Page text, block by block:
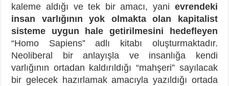
kaleme aldığı ve tek bir amacı, yani evrendeki
insan varlığının yok olmakta olan kapitalist
sisteme uygun hale getirilmesini hedefleyen
“Homo Sapiens” adlı kitabı oluşturmaktadır.
Neoliberal bir anlayışla ve insanlığa kendi
varlığının ortadan kaldırıldığı “mahşeri” sayılacak
bir gelecek hazırlamak amacıyla yazıldığı ortada